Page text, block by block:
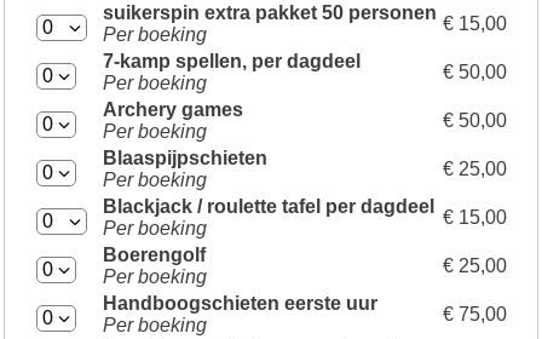
suikerspin extra pakket 50 personen
Per boeking
€ 15,00
7-kamp spellen, per dagdeel
Per boeking
€ 50,00
Archery games
Per boeking
€ 50,00
Blaaspijpschieten
Per boeking
€ 25,00
Blackjack / roulette tafel per dagdeel
Per boeking
€ 15,00
Boerengolf
Per boeking
€ 25,00
Handboogschieten eerste uur
Per boeking
€ 75,00